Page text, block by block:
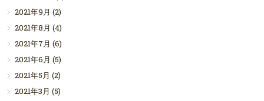
2021年9月 (2)
2021年8月 (4)
2021年7月 (6)
2021年6月 (5)
2021年5月 (2)
2021年3月 (5)